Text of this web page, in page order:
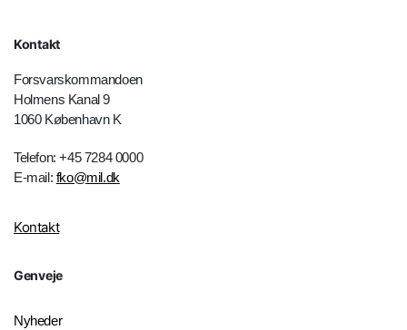
Kontakt
Forsvarskommandoen
Holmens Kanal 9
1060 København K
Telefon: +45 7284 0000
E-mail: fko@mil.dk
Kontakt
Genveje
Nyheder